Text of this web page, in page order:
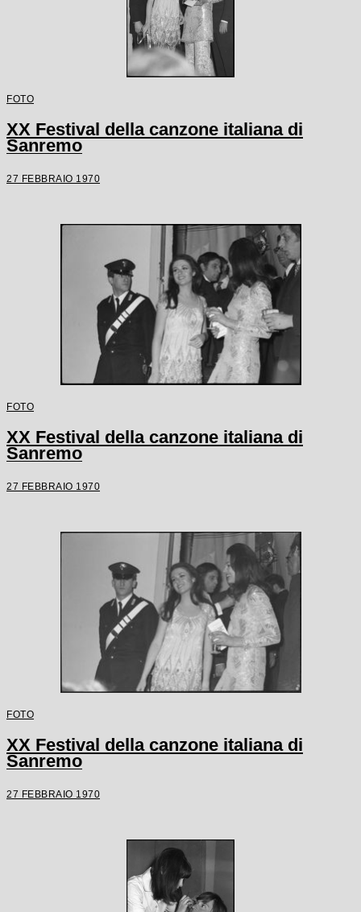
FOTO
XX Festival della canzone italiana di
Sanremo
27 FEBBRAIO 1970
FOTO
XX Festival della canzone italiana di
Sanremo
27 FEBBRAIO 1970
FOTO
XX Festival della canzone italiana di
Sanremo
27 FEBBRAIO 1970